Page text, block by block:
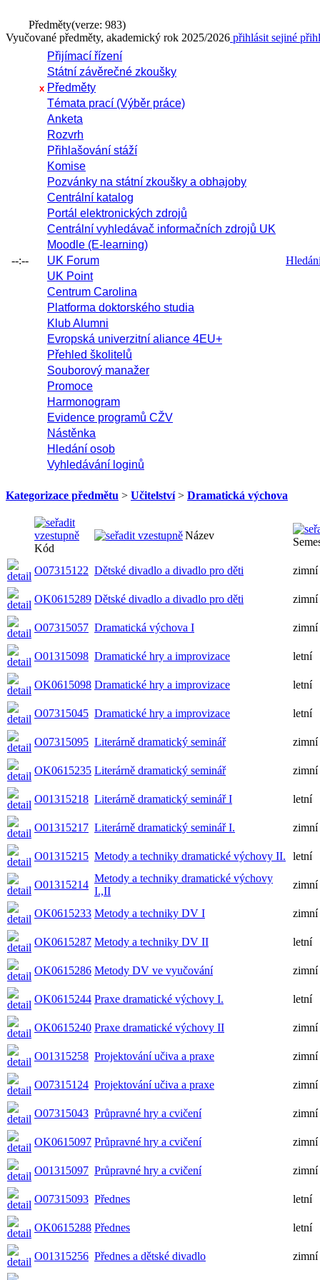
Předměty(verze: 983)
Vyučované předměty, akademický rok 2025/2026 přihlásit sejiné
--:--
Přijímací řízení
Státní závěrečné zkoušky
x Předměty
Témata prací (Výběr práce)
Anketa
Rozvrh
Přihlašování stáží
Komise
Pozvánky na státní zkoušky a obhajoby
Centrální katalog
Portál elektronických zdrojů
Centrální vyhledávač informačních zdrojů UK
Moodle (E-learning)
UK Forum
UK Point
Centrum Carolina
Platforma doktorského studia
Klub Alumni
Evropská univerzitní aliance 4EU+
Přehled školitelů
Souborový manažer
Promoce
Harmonogram
Evidence programů CŽV
Nástěnka
Hledání osob
Vyhledávání loginů
Kategorizace předmětu > Učitelství> Dramatická výchova
Kód
Název
O07315122 Dětské divadlo a divadlo pro děti zimní
OK0615289 Dětské divadlo a divadlo pro děti zimní
O07315057 Dramatická výchova I zimní
O01315098 Dramatické hry a improvizace letní
OK0615098 Dramatické hry a improvizace letní
O07315045 Dramatické hry a improvizace letní
O07315095 Literárně dramatický seminář zimní
OK0615235 Literárně dramatický seminář zimní
O01315218 Literárně dramatický seminář I letní
O01315217 Literárně dramatický seminář I. zimní
O01315215 Metody a techniky dramatické výchovy II. letní
O01315214
Metody a techniky dramatické výchovy
I.,II
zimní
OK0615233 Metody a techniky DV I zimní
OK0615287 Metody a techniky DV II letní
OK0615286 Metody DV ve vyučování zimní
OK0615244 Praxe dramatické výchovy I. letní
OK0615240 Praxe dramatické výchovy II zimní
O01315258 Projektování učiva a praxe zimní
O07315124 Projektování učiva a praxe zimní
O07315043 Průpravné hry a cvičení zimní
OK0615097 Průpravné hry a cvičení zimní
O01315097 Průpravné hry a cvičení zimní
O07315093 Přednes letní
OK0615288 Přednes letní
O01315256 Přednes a dětské divadlo zimní